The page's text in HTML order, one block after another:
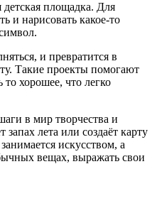
площадка. Для
и нарисовать какое-то
и превратится в
Такие проекты помогают
то хорошее, что легко
в мир творчества и
запах лета или создаёт карту
искусством, а
вещах, выражать свои